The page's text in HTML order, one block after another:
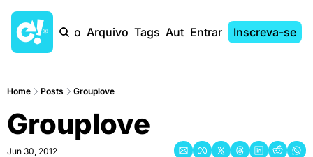
Início Arquivo Tags AutoresEntrar Inscreva-se
Home Posts Grouplove
Grouplove
Jun 30, 2012